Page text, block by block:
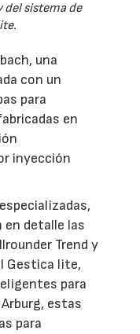
del sistema de
una
con un
para
en
inyección
detalle las
Trend y
Gestica lite,
para
estas
para